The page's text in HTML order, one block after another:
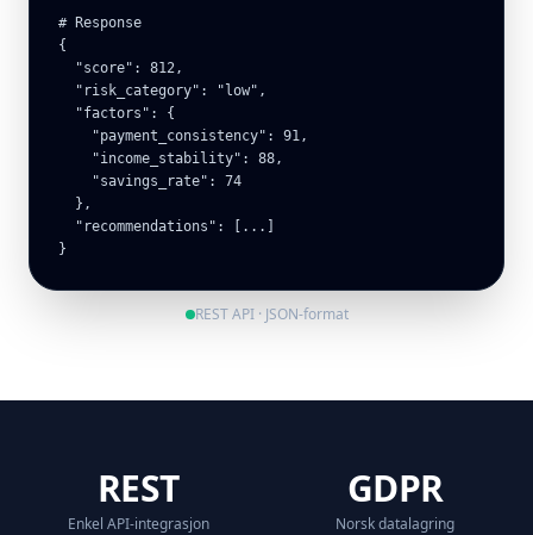
# Response
{
  "score": 812,
  "risk_category": "low",
  "factors": {
    "payment_consistency": 91,
    "income_stability": 88,
    "savings_rate": 74
  },
  "recommendations": [...]
}
REST API · JSON-format
REST
Enkel API-integrasjon
GDPR
Norsk datalagring